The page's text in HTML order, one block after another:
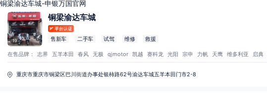
铜梁渝达车城-申银万国官网
19
铜梁渝达车城
售新车 二手车 试驾 维修 救援
在售品牌： 志界 五羊本田 春风 无极 qjmotor 凯越 赛科龙 光阳 宗申 力帆 天鹰 维多利亚 启典
重庆市重庆市铜梁区巴川街道办事处银柿路62号渝达车城五羊本田门市2-8